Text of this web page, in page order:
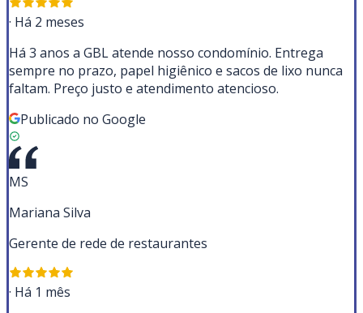
· Há 2 meses
Há 3 anos a GBL atende nosso condomínio. Entrega
sempre no prazo, papel higiênico e sacos de lixo nunca
faltam. Preço justo e atendimento atencioso.
Publicado no Google
MS
Mariana Silva
Gerente de rede de restaurantes
· Há 1 mês